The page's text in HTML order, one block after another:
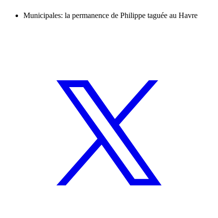
Municipales: la permanence de Philippe taguée au Havre